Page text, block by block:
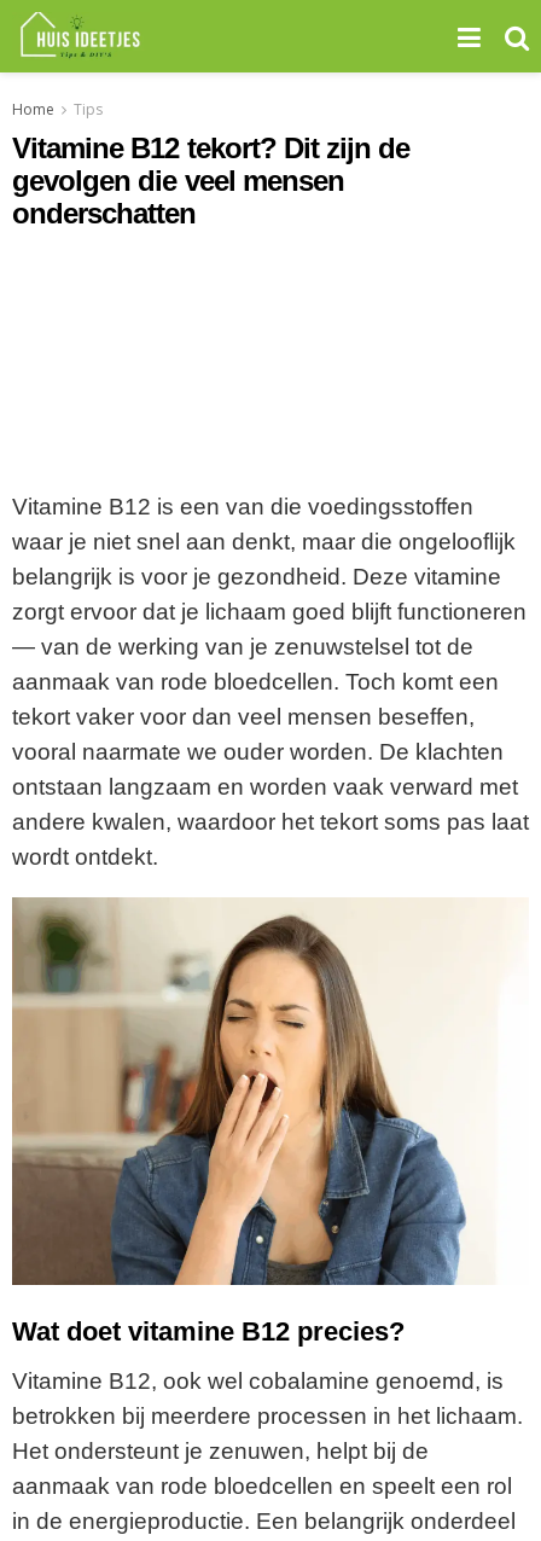
Home Tips
Vitamine B12 tekort? Dit zijn de
gevolgen die veel mensen
onderschatten
Vitamine B12 is een van die voedingsstoffen
waar je niet snel aan denkt, maar die ongelooflijk
belangrijk is voor je gezondheid. Deze vitamine
zorgt ervoor dat je lichaam goed blijft functioneren
— van de werking van je zenuwstelsel tot de
aanmaak van rode bloedcellen. Toch komt een
tekort vaker voor dan veel mensen beseffen,
vooral naarmate we ouder worden. De klachten
ontstaan langzaam en worden vaak verward met
andere kwalen, waardoor het tekort soms pas laat
wordt ontdekt.
Wat doet vitamine B12 precies?
Vitamine B12, ook wel cobalamine genoemd, is
betrokken bij meerdere processen in het lichaam.
Het ondersteunt je zenuwen, helpt bij de
aanmaak van rode bloedcellen en speelt een rol
in de energieproductie. Een belangrijk onderdeel